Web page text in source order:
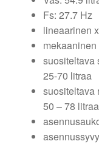
Fs: 27.7 Hz
lineaarinen
suositeltava
25-70 litraa
suositeltava
50 – 78 litraa